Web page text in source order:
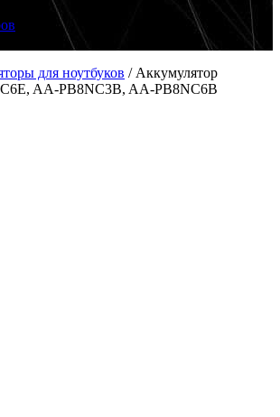
для ноутбуков / Аккумулятор
AA-PB8NC3B, AA-PB8NC6B